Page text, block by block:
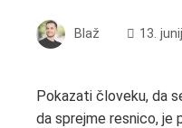
Blaž 13.
Pokazati človeku, da
da sprejme resnico, je